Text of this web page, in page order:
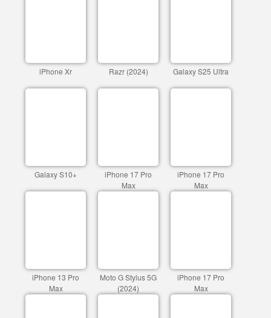
iPhone Xr Razr (2024) Galaxy S25 Ultra
Galaxy S10+
iPhone 17 Pro
Max
iPhone 17 Pro
Max
iPhone 13 Pro
Max
Moto G Stylus 5G
(2024)
iPhone 17 Pro
Max